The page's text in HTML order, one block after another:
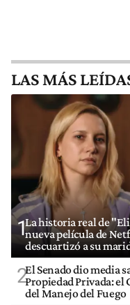
LAS MÁS
1La historia real de
nueva película de
descuartizó a su
2El Senado dio media
Propiedad Privada: el
del Manejo del Fuego